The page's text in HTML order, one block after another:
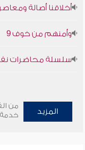
أخلاقنا أصالة
وأمنهم من خوف 9
سلسلة محاضرات نفحات
المزيد
من
خدمة